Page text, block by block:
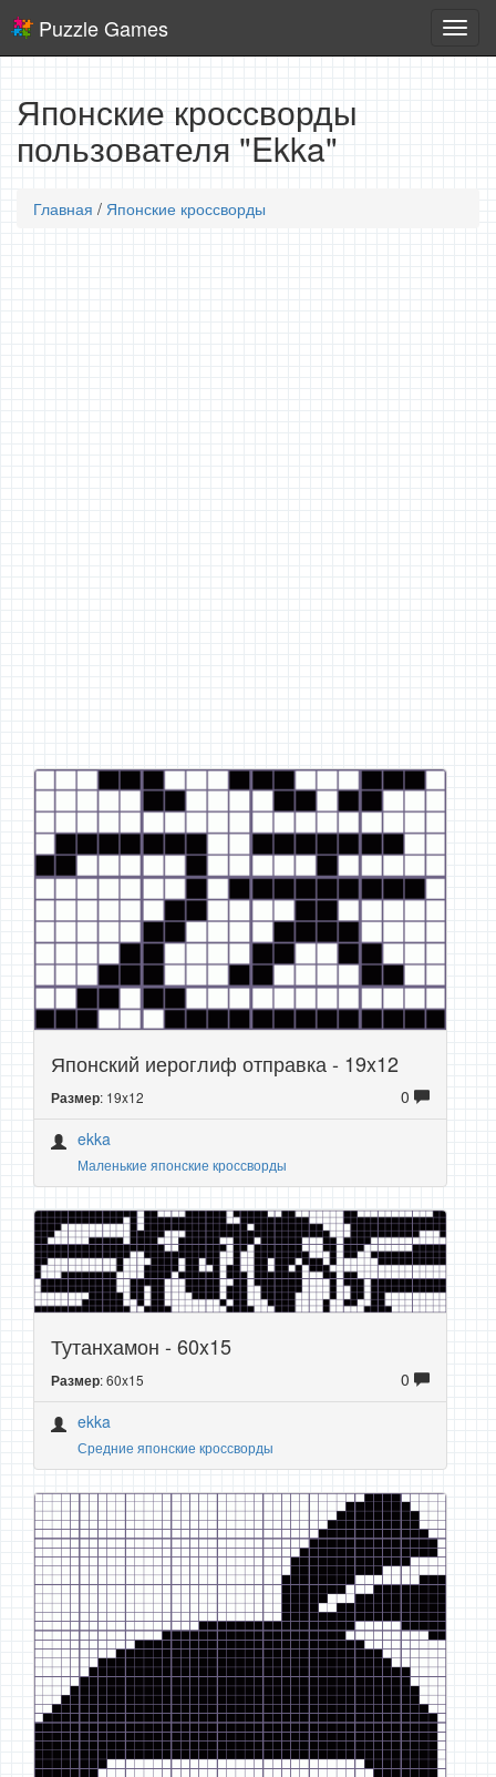
игры
Puzzle Games
Японские кроссворды
пользователя "Ekka"
Главная / Японские кроссворды
Японский иероглиф отправка - 19x12
Размер: 19x12
0
ekka
Маленькие японские кроссворды
Тутанхамон - 60x15
Размер: 60x15
0
ekka
Средние японские кроссворды